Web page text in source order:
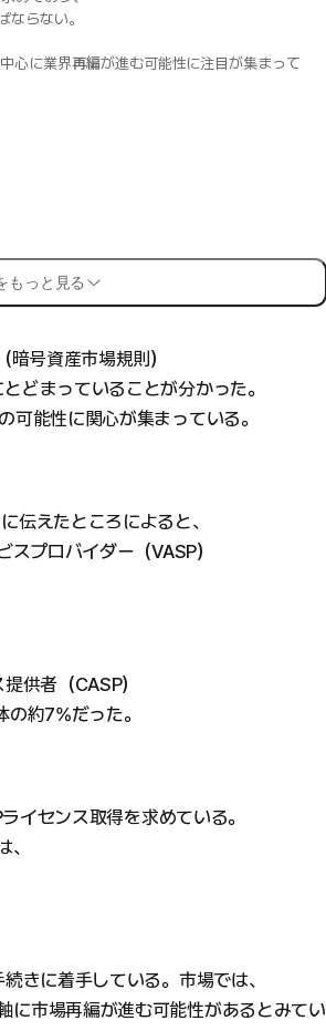
ならない。
心に業界再編が進む可能性に注目が集まって
もっと見る
号資産市場規則）
どまっていることが分かった。
可能性に関心が集まっている。
伝えたところによると、
プロバイダー（VASP）
供者（CASP）
約7%だった。
イセンス取得を求めている。
きに着手している。市場では、
に市場再編が進む可能性があるとみてい